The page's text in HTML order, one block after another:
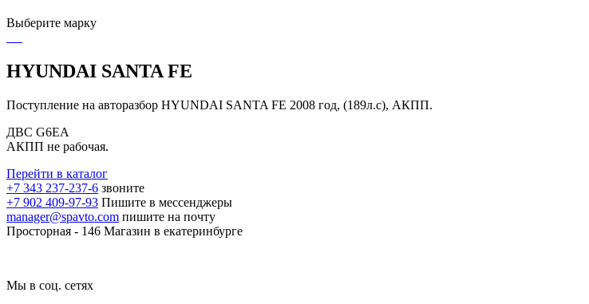
Выберите марку
HYUNDAI SANTA FE
Поступление на авторазбор HYUNDAI SANTA FE 2008 год, (189л.с), АКПП.
ДВС G6EA
АКПП не рабочая.
Перейти в каталог
+7 343 237-237-6 звоните
+7 902 409-97-93 Пишите в мессенджеры
manager@spavto.com пишите на почту
Просторная - 146 Магазин в екатеринбурге
Мы в соц. сетях